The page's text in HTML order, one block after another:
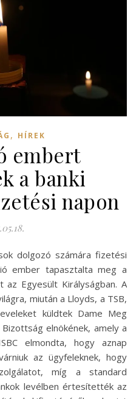
, HÍREK
embert
a banki
napon
ember tapasztalta meg a
az Egyesült Királyságban. A
miután a Lloyds, a TSB,
küldtek Dame Meg
elnökének, amely a
elmondta, hogy aznap
az ügyfeleknek, hogy
míg a standard
levélben értesítették az